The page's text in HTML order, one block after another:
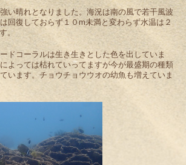
い晴れとなりました。海況は南の風で若干風波
回復しておらず１０m未満と変わらず水温は２
。
ドコーラルは生き生きとした色を出していま
よっては枯れていってますが今が最盛期の種類
います。チョウチョウウオの幼魚も増えていま